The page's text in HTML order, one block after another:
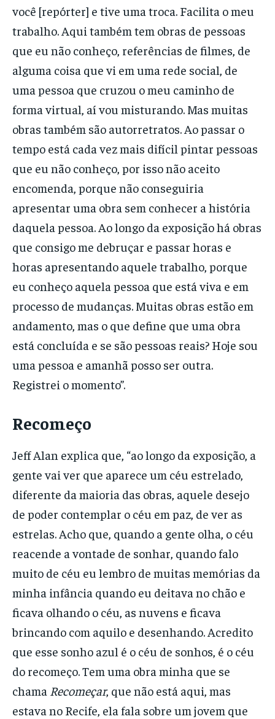
você [repórter] e tive uma troca. Facilita o meu
trabalho. Aqui também tem obras de pessoas
que eu não conheço, referências de filmes, de
alguma coisa que vi em uma rede social, de
uma pessoa que cruzou o meu caminho de
forma virtual, aí vou misturando. Mas muitas
obras também são autorretratos. Ao passar o
tempo está cada vez mais difícil pintar pessoas
que eu não conheço, por isso não aceito
encomenda, porque não conseguiria
apresentar uma obra sem conhecer a história
daquela pessoa. Ao longo da exposição há obras
que consigo me debruçar e passar horas e
horas apresentando aquele trabalho, porque
eu conheço aquela pessoa que está viva e em
processo de mudanças. Muitas obras estão em
andamento, mas o que define que uma obra
está concluída e se são pessoas reais? Hoje sou
uma pessoa e amanhã posso ser outra.
Registrei o momento”.
Recomeço
Jeff Alan explica que, “ao longo da exposição, a
gente vai ver que aparece um céu estrelado,
diferente da maioria das obras, aquele desejo
de poder contemplar o céu em paz, de ver as
estrelas. Acho que, quando a gente olha, o céu
reacende a vontade de sonhar, quando falo
muito de céu eu lembro de muitas memórias da
minha infância quando eu deitava no chão e
ficava olhando o céu, as nuvens e ficava
brincando com aquilo e desenhando. Acredito
que esse sonho azul é o céu de sonhos, é o céu
do recomeço. Tem uma obra minha que se
chama Recomeçar, que não está aqui, mas
estava no Recife, ela fala sobre um jovem que